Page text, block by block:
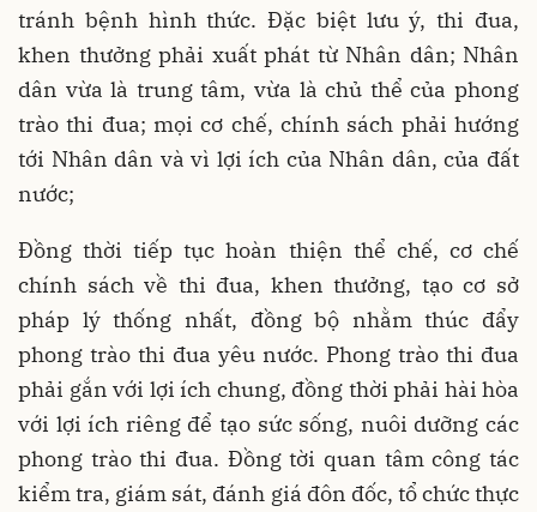
tránh bệnh hình thức. Đặc biệt lưu ý, thi đua,
khen thưởng phải xuất phát từ Nhân dân; Nhân
dân vừa là trung tâm, vừa là chủ thể của phong
trào thi đua; mọi cơ chế, chính sách phải hướng
tới Nhân dân và vì lợi ích của Nhân dân, của đất
nước;
Đồng thời tiếp tục hoàn thiện thể chế, cơ chế
chính sách về thi đua, khen thưởng, tạo cơ sở
pháp lý thống nhất, đồng bộ nhằm thúc đẩy
phong trào thi đua yêu nước. Phong trào thi đua
phải gắn với lợi ích chung, đồng thời phải hài hòa
với lợi ích riêng để tạo sức sống, nuôi dưỡng các
phong trào thi đua. Đồng tời quan tâm công tác
kiểm tra, giám sát, đánh giá đôn đốc, tổ chức thực